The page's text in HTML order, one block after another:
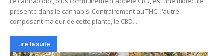
présente dans le cannabis. Contrairement au THC, l'autre
composant majeur de cette plante, le CBD...
Lire la suite